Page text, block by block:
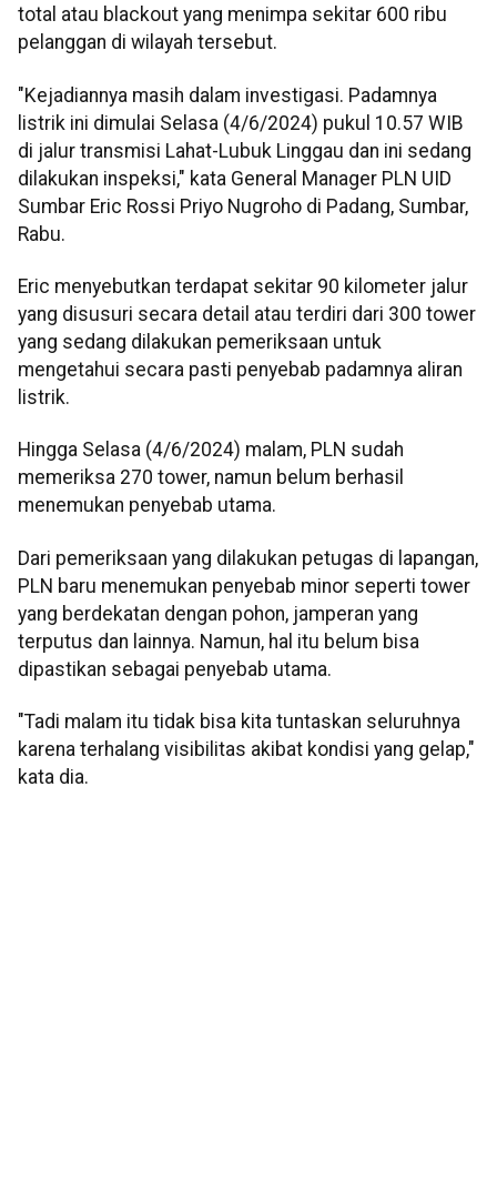
total atau blackout yang menimpa sekitar 600 ribu
pelanggan di wilayah tersebut.
"Kejadiannya masih dalam investigasi. Padamnya
listrik ini dimulai Selasa (4/6/2024) pukul 10.57 WIB
di jalur transmisi Lahat-Lubuk Linggau dan ini sedang
dilakukan inspeksi," kata General Manager PLN UID
Sumbar Eric Rossi Priyo Nugroho di Padang, Sumbar,
Rabu.
Eric menyebutkan terdapat sekitar 90 kilometer jalur
yang disusuri secara detail atau terdiri dari 300 tower
yang sedang dilakukan pemeriksaan untuk
mengetahui secara pasti penyebab padamnya aliran
listrik.
Hingga Selasa (4/6/2024) malam, PLN sudah
memeriksa 270 tower, namun belum berhasil
menemukan penyebab utama.
Dari pemeriksaan yang dilakukan petugas di lapangan,
PLN baru menemukan penyebab minor seperti tower
yang berdekatan dengan pohon, jamperan yang
terputus dan lainnya. Namun, hal itu belum bisa
dipastikan sebagai penyebab utama.
"Tadi malam itu tidak bisa kita tuntaskan seluruhnya
karena terhalang visibilitas akibat kondisi yang gelap,"
kata dia.